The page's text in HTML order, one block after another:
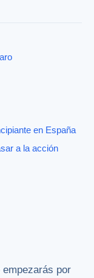
en España
a la acción
por